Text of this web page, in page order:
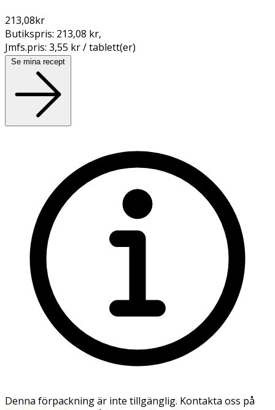
213,08kr
Butikspris: 213,08 kr,
Jmfs.pris: 3,55 kr / tablett(er)
Se mina recept
Denna förpackning är inte tillgänglig. Kontakta oss på